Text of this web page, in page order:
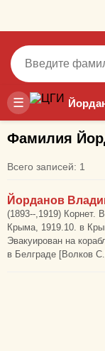
☰
Фамилия
Всего записей: 1
Йорданов
(1893--,1919)
Крыма, 1919.10. в
Эвакуирован на
в Белграде [Волков